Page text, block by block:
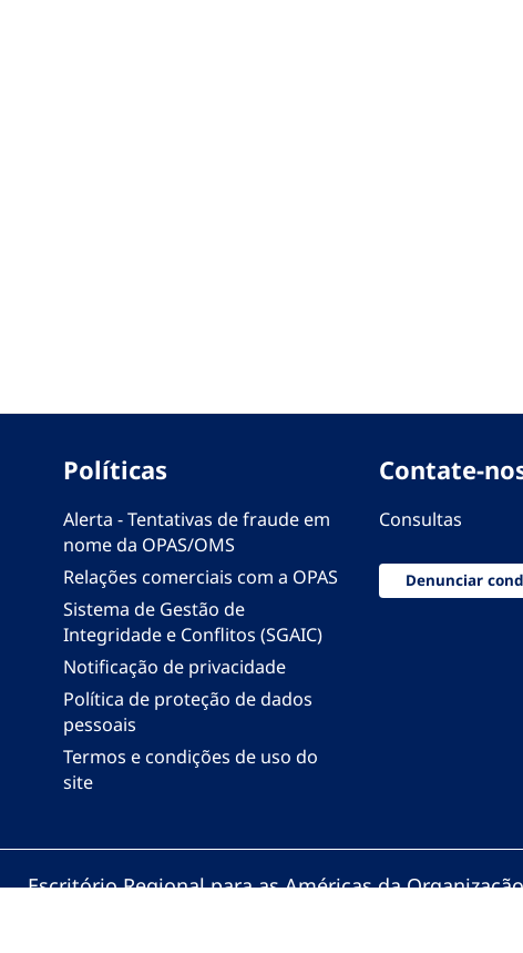
Políticas
Alerta - Tentativas de fraude em
nome da OPAS/OMS
Relações comerciais com a OPAS
Sistema de Gestão de
Integridade e Conflitos (SGAIC)
Notificação de privacidade
Política de proteção de dados
pessoais
Termos e condições de uso do
site
Contate-
Consultas
Denunciar
Escritório Regional para as Américas da